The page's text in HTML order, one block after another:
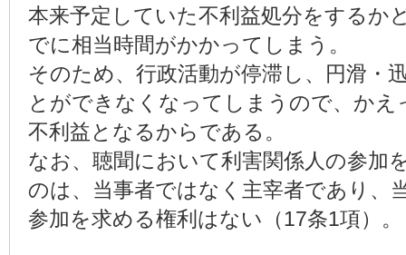
本来予定していた不利益処分をするか
でに相当時間がかかってしまう。
そのため、行政活動が停滞し、円滑・
とができなくなってしまうので、かえ
不利益となるからである。
なお、聴聞において利害関係人の参加
のは、当事者ではなく主宰者であり、
参加を求める権利はない（17条1項）。